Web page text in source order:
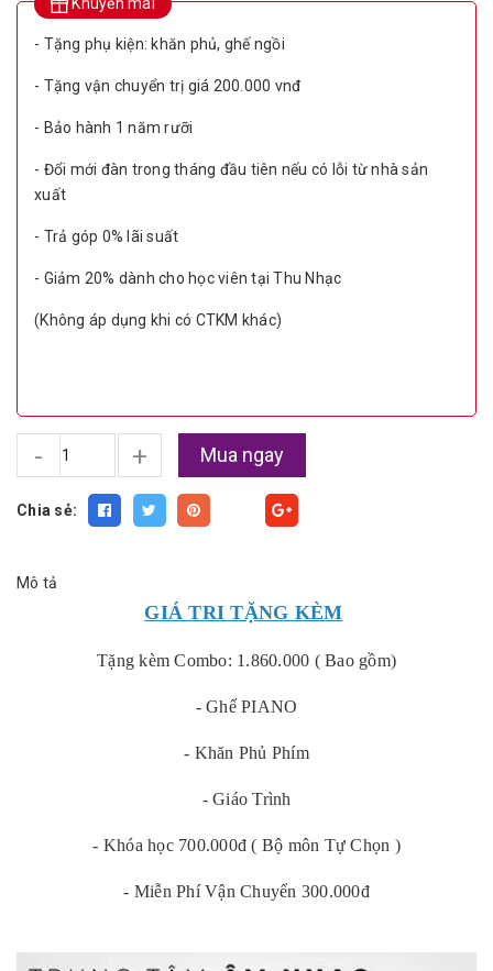
- Tặng phụ kiện: khăn phủ, ghế ngồi
- Tặng vận chuyển trị giá 200.000 vnđ
- Bảo hành 1 năm rưỡi
- Đổi mới đàn trong tháng đầu tiên nếu có lỗi từ nhà sản
xuất
- Trả góp 0% lãi suất
- Giảm 20% dành cho học viên tại Thu Nhạc
(Không áp dụng khi có CTKM khác)
- + Mua ngay
Chia sẻ:
Mô tả
GIÁ TRI TẶNG KÈM
Tặng kèm Combo: 1.860.000 ( Bao gồm)
- Ghế PIANO
- Khăn Phủ Phím
- Giáo Trình
- Khóa học 700.000đ ( Bộ môn Tự Chọn )
- Miễn Phí Vận Chuyển 300.000đ